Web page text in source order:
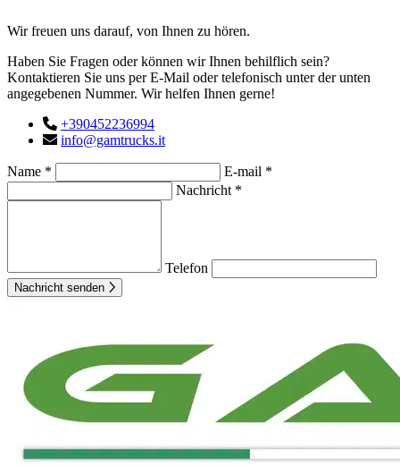
Wir freuen uns darauf, von Ihnen zu hören.
Haben Sie Fragen oder können wir Ihnen behilflich sein?
Kontaktieren Sie uns per E-Mail oder telefonisch unter der unten
angegebenen Nummer. Wir helfen Ihnen gerne!
+390452236994
info@gamtrucks.it
Name *
E-mail *
Nachricht *
Telefon
Nachricht senden